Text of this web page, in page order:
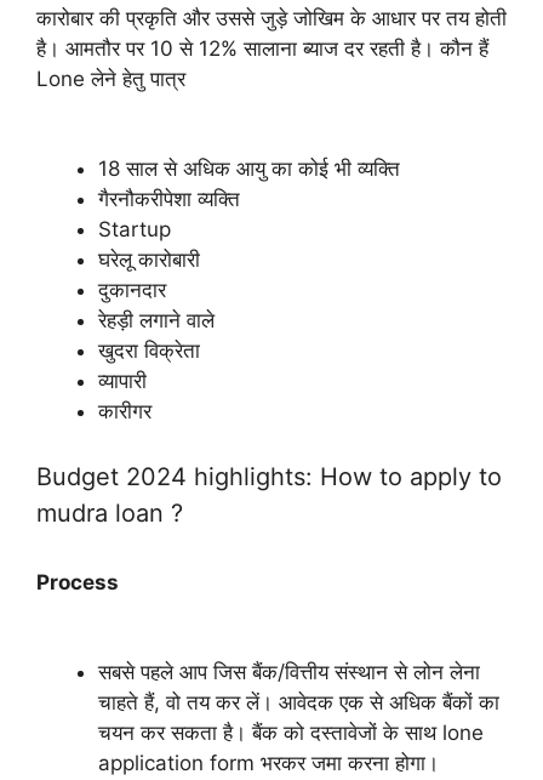
कारोबार की प्रकृति और उससे जुड़े जोखिम के आधार पर तय होती
है। आमतौर पर 10 से 12% सालाना ब्याज दर रहती है। कौन हैं
Lone लेने हेतु पात्र
18 साल से अधिक आयु का कोई भी व्यक्ति
गैरनौकरीपेशा व्यक्ति
Startup
घरेलू कारोबारी
दुकानदार
रेहड़ी लगाने वाले
खुदरा विक्रेता
व्यापारी
कारीगर
Budget 2024 highlights: How to apply to
mudra loan ?
Process
सबसे पहले आप जिस बैंक/वित्तीय संस्थान से लोन लेना
चाहते हैं, वो तय कर लें। आवेदक एक से अधिक बैंकों का
चयन कर सकता है। बैंक को दस्तावेजों के साथ lone
application form भरकर जमा करना होगा।